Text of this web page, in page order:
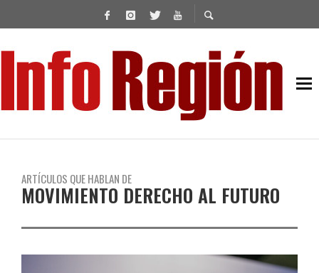
ARTÍCULOS QUE HABLAN DE
MOVIMIENTO DERECHO AL FUTURO